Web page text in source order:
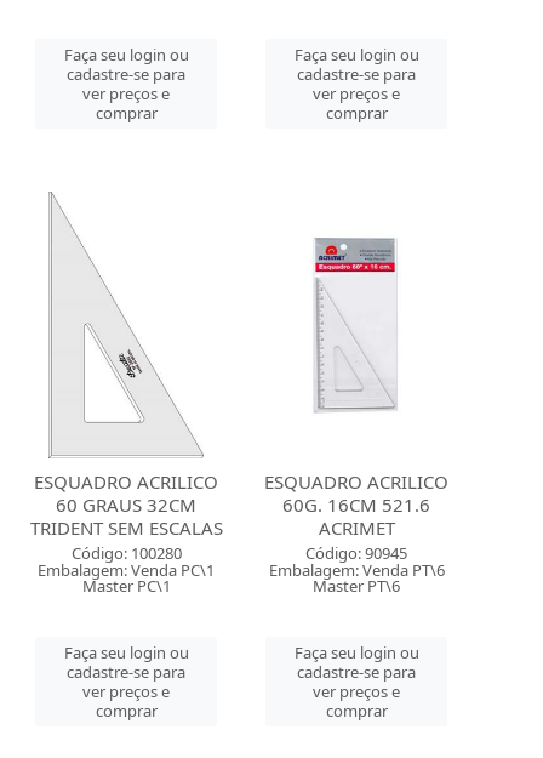
Faça seu login ou
cadastre-se para
ver preços e
comprar
Faça seu login ou
cadastre-se para
ver preços e
comprar
ESQUADRO ACRILICO
60 GRAUS 32CM
TRIDENT SEM ESCALAS
Código: 100280
Embalagem: Venda PC\1
Master PC\1
Faça seu login ou
cadastre-se para
ver preços e
comprar
ESQUADRO ACRILICO
60G. 16CM 521.6
ACRIMET
Código: 90945
Embalagem: Venda PT\6
Master PT\6
Faça seu login ou
cadastre-se para
ver preços e
comprar